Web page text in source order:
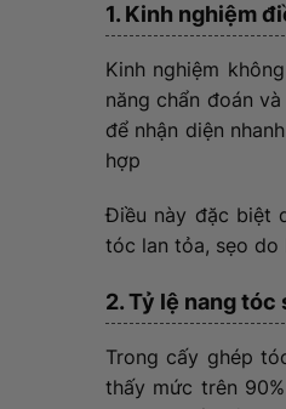
1. Kinh nghiệm
Kinh nghiệm
năng chẩn đoán
để nhận diện
hợp
Điều này đặc biệt
tóc lan tỏa, sẹo do
2. Tỷ lệ nang tóc
Trong cấy ghép
thấy mức trên